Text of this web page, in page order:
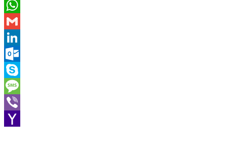
Email
WhatsApp
Gmail
LinkedIn
Outlook.com
Skype
Message
Viber